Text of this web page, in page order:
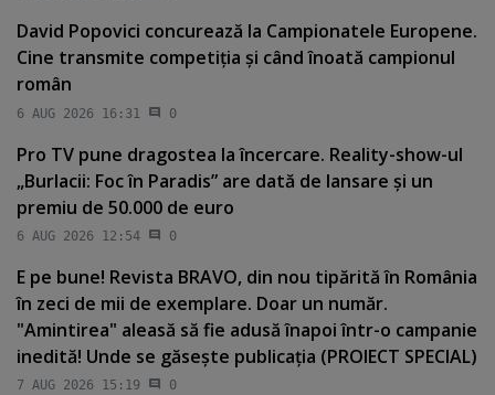
David Popovici concurează la Campionatele Europene.
Cine transmite competiţia şi când înoată campionul
român
6 AUG 2026 16:31 0
Pro TV pune dragostea la încercare. Reality-show-ul
„Burlacii: Foc în Paradis” are dată de lansare şi un
premiu de 50.000 de euro
6 AUG 2026 12:54 0
E pe bune! Revista BRAVO, din nou tipărită în România
în zeci de mii de exemplare. Doar un număr.
"Amintirea" aleasă să fie adusă înapoi într-o campanie
inedită! Unde se găseşte publicaţia (PROIECT SPECIAL)
7 AUG 2026 15:19 0